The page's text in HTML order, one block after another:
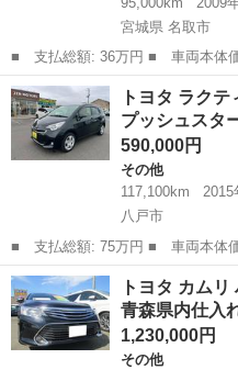
宮城県 名取市
■ 支払総額: 36万円 ■ 車両本体価格： 210,000 円 ■ メーカー
名： トヨタ ■ 車種名： アイ
特・選・車 関東仕入れ 両側ス
デジＴＶ バック...
宮城 名取市 その他
トヨタ ラク
プッシュスタ
590,000円
その他
117,100km
2015
八戸市
■ 支払総額: 75万円 ■ 車両本体価格： 590,000 円 ■ メーカー
名： トヨタ ■ 車種名： ラク
ビ バックカメラ プッシュス
枚数： ...
青森 八戸市 その他
トヨタ カム
青森県内仕
1,230,000円
その他